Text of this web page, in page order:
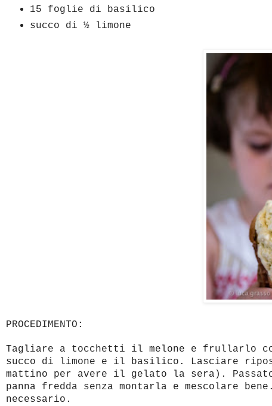
15 foglie di basilico
succo di ½ limone
PROCEDIMENTO:
Tagliare a tocchetti il melone e frullarlo
succo di limone e il basilico. Lasciare
mattino per avere il gelato la sera).
panna fredda senza montarla e mescolare
necessario.